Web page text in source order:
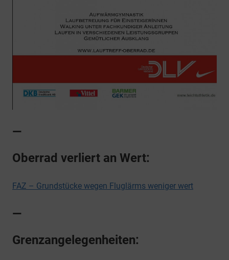
—
Oberrad verliert an Wert:
FAZ – Grundstücke wegen Fluglärms weniger wert
—
Grenzangelegenheiten: